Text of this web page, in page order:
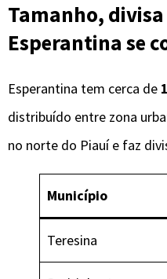
Tamanho, divisa
Esperantina se
Esperantina tem cerca de
distribuído entre zona
no norte do Piauí e faz
Município
Teresina